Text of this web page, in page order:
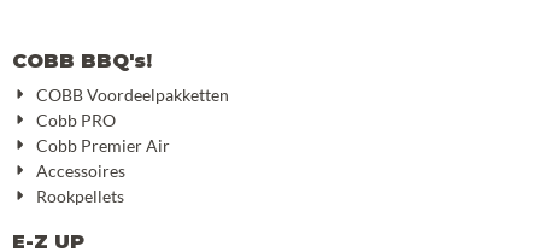
COBB BBQ's!
COBB Voordeelpakketten
Cobb PRO
Cobb Premier Air
Accessoires
Rookpellets
E-Z UP